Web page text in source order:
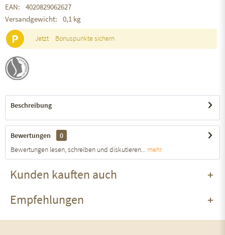
EAN:
4020829062627
Versandgewicht:
0,1 kg
P Jetzt Bonuspunkte sichern
Beschreibung
Bewertungen
0
Bewertungen lesen, schreiben und diskutieren... mehr
Kunden kauften auch
Empfehlungen